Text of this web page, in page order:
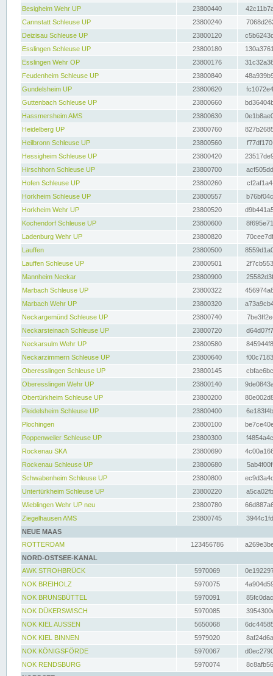
Besigheim Wehr UP
23800440
Cannstatt Schleuse UP
23800240
Deizisau Schleuse UP
23800120
Esslingen Schleuse UP
23800180
Esslingen Wehr OP
23800176
Feudenheim Schleuse UP
23800840
Gundelsheim UP
23800620
Guttenbach Schleuse UP
23800660
Hassmersheim AMS
23800630
Heidelberg UP
23800760
Heilbronn Schleuse UP
23800560
Hessigheim Schleuse UP
23800420
Hirschhorn Schleuse UP
23800700
Hofen Schleuse UP
23800260
Horkheim Schleuse UP
23800557
Horkheim Wehr UP
23800520
Kochendorf Schleuse UP
23800600
Ladenburg Wehr UP
23800820
Lauffen
23800500
Lauffen Schleuse UP
23800501
Mannheim Neckar
23800900
Marbach Schleuse UP
23800322
Marbach Wehr UP
23800320
Neckargemünd Schleuse UP
23800740
Neckarsteinach Schleuse UP
23800720
Neckarsulm Wehr UP
23800580
Neckarzimmern Schleuse UP
23800640
Oberesslingen Schleuse UP
23800145
Oberesslingen Wehr UP
23800140
Obertürkheim Schleuse UP
23800200
Pleidelsheim Schleuse UP
23800400
Plochingen
23800100
Poppenweiler Schleuse UP
23800300
Rockenau SKA
23800690
Rockenau Schleuse UP
23800680
Schwabenheim Schleuse UP
23800800
Untertürkheim Schleuse UP
23800220
Wieblingen Wehr UP neu
23800780
Ziegelhausen AMS
23800745
NEUE MAAS
ROTTERDAM
123456786
NORD-OSTSEE-KANAL
AWK STROHBRÜCK
5970069
NOK BREIHOLZ
5970075
NOK BRUNSBÜTTEL
5970091
NOK DÜKERSWISCH
5970085
NOK KIEL AUSSEN
5650068
NOK KIEL BINNEN
5979020
NOK KÖNIGSFÖRDE
5970067
NOK RENDSBURG
5970074